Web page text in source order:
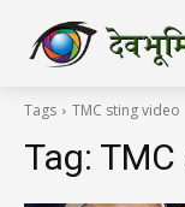
Tags TMC sting video
Tag: